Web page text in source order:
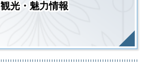
観光・魅力情報